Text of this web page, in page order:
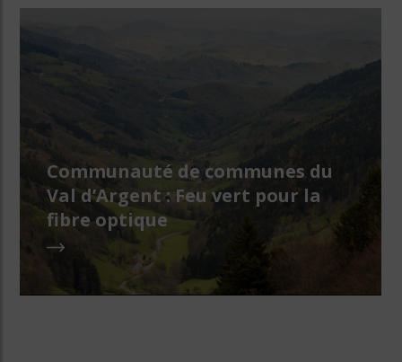
Communauté de communes du
Val d’Argent : Feu vert pour la
fibre optique